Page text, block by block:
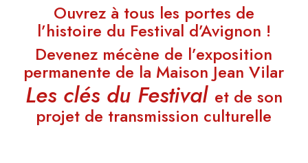
Ouvrez à tous les portes de
l’histoire du Festival d’Avignon !
Devenez mécène de l’exposition
permanente de la Maison Jean Vilar
Les clés du Festival et de son
projet de transmission culturelle